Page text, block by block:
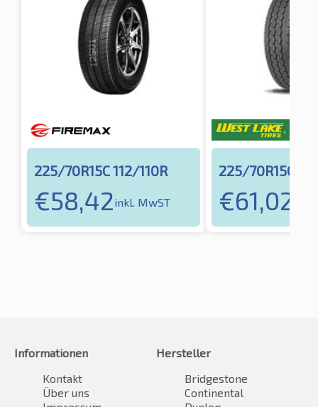
225/70R15C 112/110R
€58,42 inkl. MwST
225/70R15C
€61,02
Informationen
Kontakt
Über uns
Hersteller
Bridgestone
Continental